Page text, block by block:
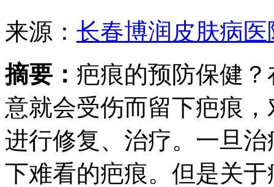
来源： 长春博润皮肤病医
摘要： 疤痕的预防保健
意就会受伤而留下疤痕
进行修复、治疗。一旦
下难看的疤痕。但是关